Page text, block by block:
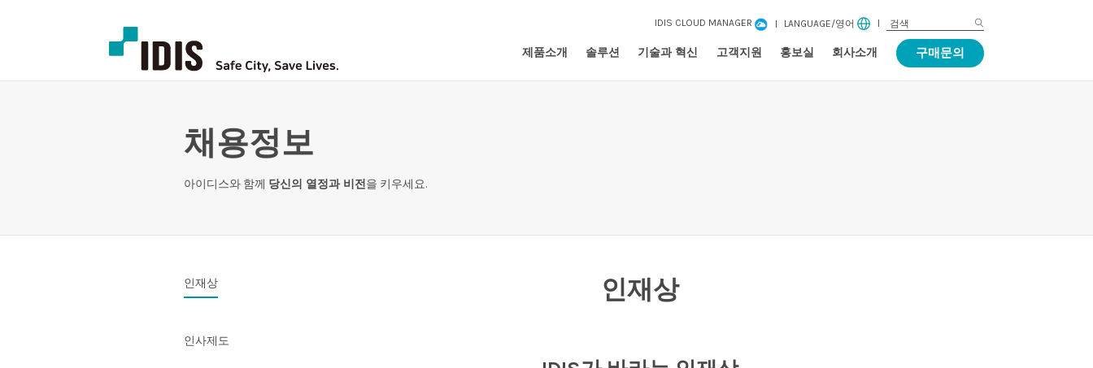
IDIS CLOUD MANAGER LANGUAGE/영어
제품소개 솔루션 기술과 혁신 고객지원 홍보실 회사소개 구매문의
채용정보
아이디스와 함께 당신의 열정과 비전을 키우세요.
인재상
인사제도
인재상